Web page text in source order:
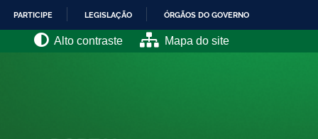
PARTICIPE LEGISLAÇÃO ÓRGÃOS DO GOVERNO
Alto contraste Mapa do site